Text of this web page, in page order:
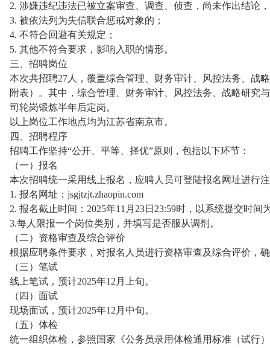
2. 涉嫌违纪违法已被立案审查、调查、侦查，尚未作出结论
3. 被依法列为失信联合惩戒对象的；
4. 不符合回避有关规定；
5. 其他不符合要求，影响入职的情形。
三、招聘岗位
本次共招聘27人，覆盖综合管理、财务审计、风控法务、战
附表）。其中，综合管理、财务审计、风控法务、战略研究
司轮岗锻炼半年后定岗。
以上岗位工作地点均为江苏省南京市。
四、招聘程序
招聘工作坚持“公开、平等、择优”原则，包括以下环节：
（一）报名
本次招聘统一采用线上报名，应聘人员可登陆报名网址进行
1. 报名网址：jsgjtzjt.zhaopin.com
2. 报名截止时间：2025年11月23日23:59时，以系统提交时间
3.每人限报一个岗位类别，并填写是否服从调剂。
（二）资格审查及综合评价
根据应聘条件要求，对报名人员进行资格审查及综合评价，
（三）笔试
线上笔试，预计2025年12月上旬。
（四）面试
现场面试，预计2025年12月中旬。
（五）体检
统一组织体检，参照国家《公务员录用体检通用标准（试行